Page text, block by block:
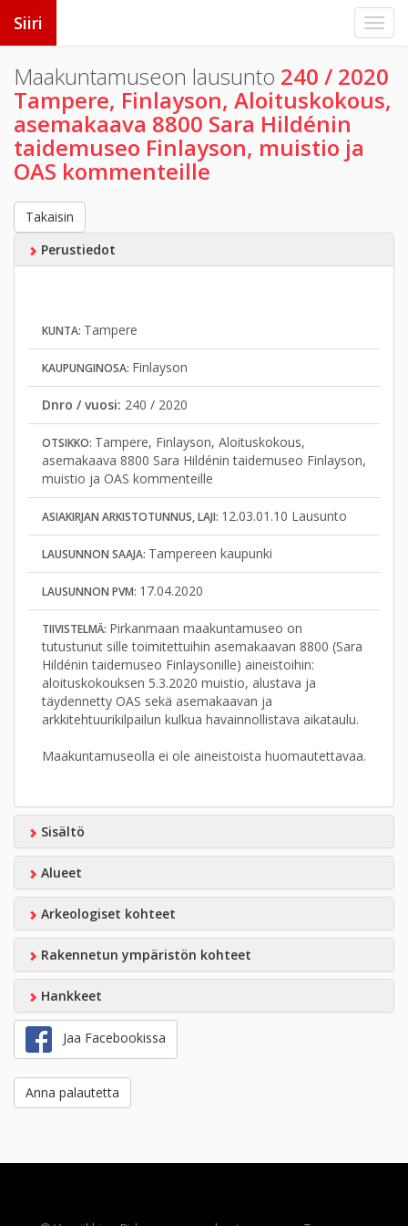
Siiri
Maakuntamuseon lausunto 240 / 2020
Tampere, Finlayson, Aloituskokous,
asemakaava 8800 Sara Hildénin
taidemuseo Finlayson, muistio ja
OAS kommenteille
Takaisin
Perustiedot
KUNTA: Tampere
KAUPUNGINOSA: Finlayson
Dnro / vuosi: 240 / 2020
OTSIKKO: Tampere, Finlayson, Aloituskokous,
asemakaava 8800 Sara Hildénin taidemuseo Finlayson,
muistio ja OAS kommenteille
ASIAKIRJAN ARKISTOTUNNUS, LAJI: 12.03.01.10 Lausunto
LAUSUNNON SAAJA: Tampereen kaupunki
LAUSUNNON PVM: 17.04.2020
TIIVISTELMÄ: Pirkanmaan maakuntamuseo on
tutustunut sille toimitettuihin asemakaavan 8800 (Sara
Hildénin taidemuseo Finlaysonille) aineistoihin:
aloituskokouksen 5.3.2020 muistio, alustava ja
täydennetty OAS sekä asemakaavan ja
arkkitehtuurikilpailun kulkua havainnollistava aikataulu.
Maakuntamuseolla ei ole aineistoista huomautettavaa.
Sisältö
Alueet
Arkeologiset kohteet
Rakennetun ympäristön kohteet
Hankkeet
Jaa Facebookissa
Anna palautetta